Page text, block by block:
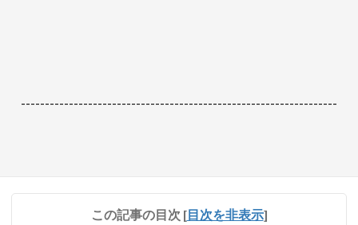
------------------------------------------------------------------
この記事の目次 [目次を非表示]